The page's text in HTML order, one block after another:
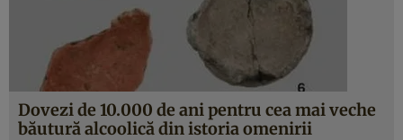
Dovezi de 10.000 de ani pentru cea mai veche
băutură alcoolică din istoria omenirii